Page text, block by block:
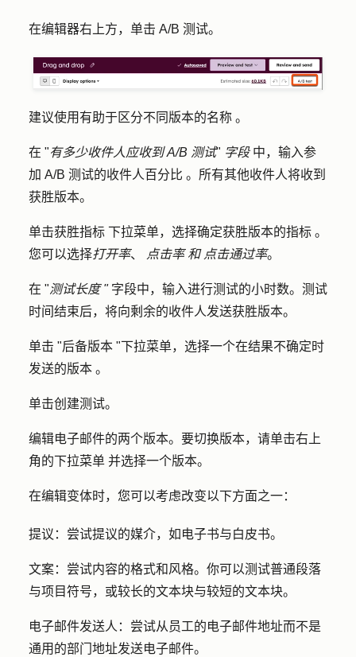
在编辑器右上方，单击 A/B 测试。
建议使用有助于区分不同版本的名称 。
在 "有多少收件人应收到 A/B 测试" 字段 中，输入参
加 A/B 测试的收件人百分比 。所有其他收件人将收到
获胜版本。
单击获胜指标 下拉菜单，选择确定获胜版本的指标 。
您可以选择打开率、 点击率和 点击通过率。
在 "测试长度 " 字段中，输入进行测试的小时数。测试
时间结束后，将向剩余的收件人发送获胜版本。
单击 "后备版本 "下拉菜单，选择一个在结果不确定时
发送的版本 。
单击创建测试。
编辑电子邮件的两个版本。要切换版本，请单击右上
角的下拉菜单 并选择一个版本。
在编辑变体时，您可以考虑改变以下方面之一：
提议： 尝试提议的媒介，如电子书与白皮书。
文案： 尝试内容的格式和风格。你可以测试普通段落
与项目符号，或较长的文本块与较短的文本块。
电子邮件发送人： 尝试从员工的电子邮件地址而不是
通用的部门地址发送电子邮件。